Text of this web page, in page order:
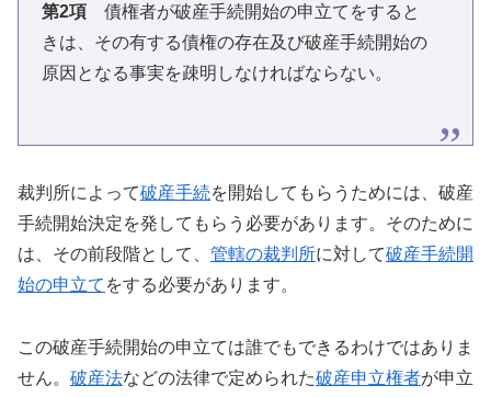
第2項 債権者が破産手続開始の申立てをすると
きは、その有する債権の存在及び破産手続開始の
原因となる事実を疎明しなければならない。
裁判所によって破産手続を開始してもらうためには、破産
手続開始決定を発してもらう必要があります。そのために
は、その前段階として、 管轄の裁判所に対して破産手続開
始の申立て をする必要があります。
この破産手続開始の申立ては誰でもできるわけではありま
せん。 破産法などの法律で定められた破産申立権者が申立